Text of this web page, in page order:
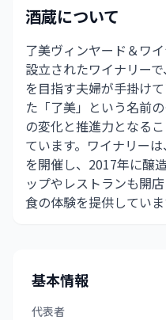
酒蔵について
了美ヴィンヤード＆ワ
設立されたワイナリー
を目指す夫婦が手掛け
た「了美」という名前
の変化と推進力となる
ています。ワイナリー
を開催し、2017年に醸
ップやレストランも開
食の体験を提供していま
基本情報
代表者